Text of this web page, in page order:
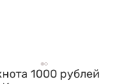
1000 рублей